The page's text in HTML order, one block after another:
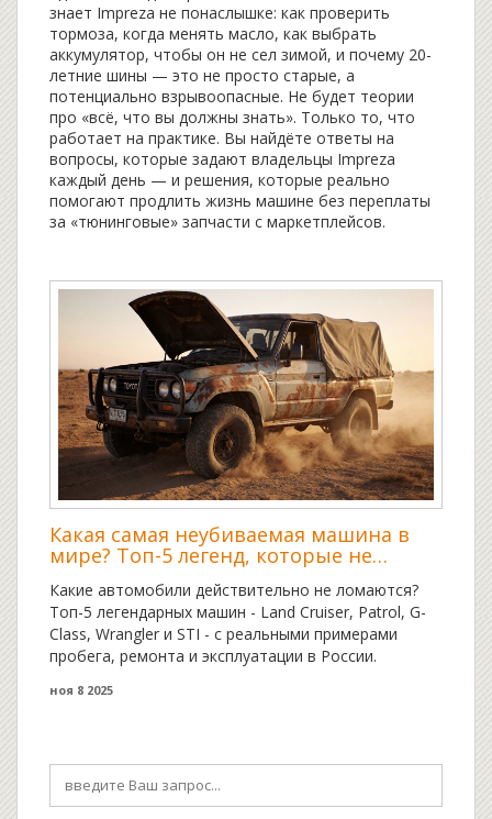
знает Impreza не понаслышке: как проверить
тормоза, когда менять масло, как выбрать
аккумулятор, чтобы он не сел зимой, и почему 20-
летние шины — это не просто старые, а
потенциально взрывоопасные. Не будет теории
про «всё, что вы должны знать». Только то, что
работает на практике. Вы найдёте ответы на
вопросы, которые задают владельцы Impreza
каждый день — и решения, которые реально
помогают продлить жизнь машине без переплаты
за «тюнинговые» запчасти с маркетплейсов.
Какая самая неубиваемая машина в
мире? Топ-5 легенд, которые не
сдаются ни при каких условиях
Какие автомобили действительно не ломаются?
Топ-5 легендарных машин - Land Cruiser, Patrol, G-
Class, Wrangler и STI - с реальными примерами
пробега, ремонта и эксплуатации в России.
ноя 8 2025